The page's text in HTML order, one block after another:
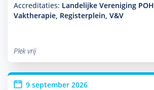
Accreditaties: Landelijke Vereniging
Vaktherapie, Registerplein, V&V
Plek vrij
9 september 2026